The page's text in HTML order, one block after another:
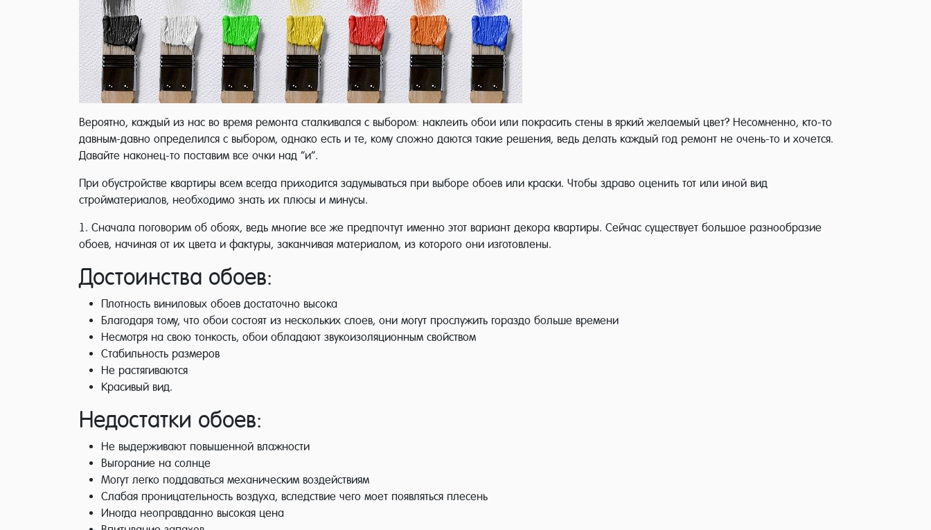
Вероятно, каждый из нас во время ремонта сталкивался с выбором: наклеить обои или покрасить стены в яркий желаемый цвет? Несомненно, кто-то
давным-давно определился с выбором, однако есть и те, кому сложно даются такие решения, ведь делать каждый год ремонт не очень-то и хочется.
Давайте наконец-то поставим все очки над “и”.
При обустройстве квартиры всем всегда приходится задумываться при выборе обоев или краски. Чтобы здраво оценить тот или иной вид
стройматериалов, необходимо знать их плюсы и минусы.
1. Сначала поговорим об обоях, ведь многие все же предпочтут именно этот вариант декора квартиры. Сейчас существует большое разнообразие
обоев, начиная от их цвета и фактуры, заканчивая материалом, из которого они изготовлены.
Достоинства обоев:
Плотность виниловых обоев достаточно высока
Благодаря тому, что обои состоят из нескольких слоев, они могут прослужить гораздо больше времени
Несмотря на свою тонкость, обои обладают звукоизоляционным свойством
Стабильность размеров
Не растягиваются
Красивый вид.
Недостатки обоев:
Не выдерживают повышенной влажности
Выгорание на солнце
Могут легко поддаваться механическим воздействиям
Слабая проницательность воздуха, вследствие чего моет появляться плесень
Иногда неоправданно высокая цена